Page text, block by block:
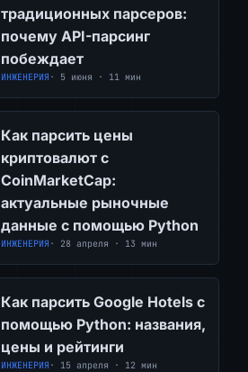
традиционных парсеров:
почему API-парсинг
побеждает
ИНЖЕНЕРИЯ · 5 июня · 11 мин
Как парсить цены
криптовалют с
CoinMarketCap:
актуальные рыночные
данные с помощью Python
ИНЖЕНЕРИЯ · 28 апреля · 13 мин
Как парсить Google Hotels с
помощью Python: названия,
цены и рейтинги
ИНЖЕНЕРИЯ · 15 апреля · 12 мин